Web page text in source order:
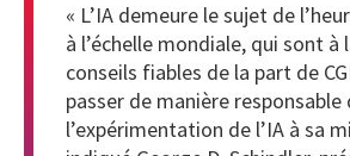
« L’IA demeure le sujet de
à l’échelle mondiale, qui sont à
conseils fiables de la part de
passer de manière responsable
l’expérimentation de l’IA à sa